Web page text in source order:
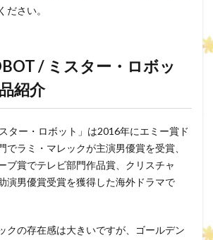
ださい。
/ ミスター・ロボッ
紹介
ター・ロボット」は2016年にエミー賞ド
でラミ・マレックが主演男優賞を受賞、
ブ賞でテレビ部門作品賞、クリスチャ
演男優賞受賞を獲得した海外ドラマで
クの存在感は大きいですが、ゴールデン